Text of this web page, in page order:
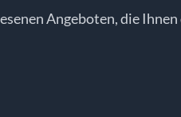
Angeboten, die Ihnen